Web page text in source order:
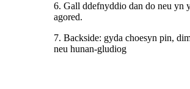
6. Gall ddefnyddio dan do neu yn
agored.
7. Backside: gyda choesyn pin,
neu hunan-gludiog